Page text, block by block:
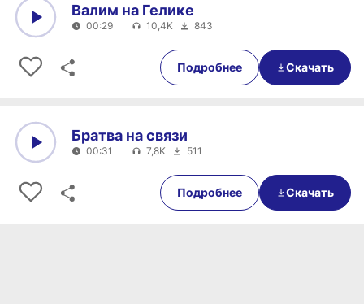
00:29
Валим на Гелике
00:29 10,4K 843
Подробнее Скачать
00:31
Братва на связи
00:31 7,8K 511
Подробнее Скачать